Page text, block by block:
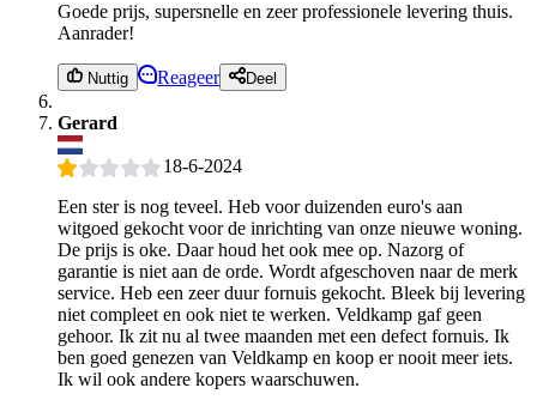
Goede prijs, supersnelle en zeer professionele levering thuis.
Aanrader!
Nuttig Reageer Deel
Gerard
18-6-2024
Een ster is nog teveel. Heb voor duizenden euro's aan
witgoed gekocht voor de inrichting van onze nieuwe woning.
De prijs is oke. Daar houd het ook mee op. Nazorg of
garantie is niet aan de orde. Wordt afgeschoven naar de merk
service. Heb een zeer duur fornuis gekocht. Bleek bij levering
niet compleet en ook niet te werken. Veldkamp gaf geen
gehoor. Ik zit nu al twee maanden met een defect fornuis. Ik
ben goed genezen van Veldkamp en koop er nooit meer iets.
Ik wil ook andere kopers waarschuwen.